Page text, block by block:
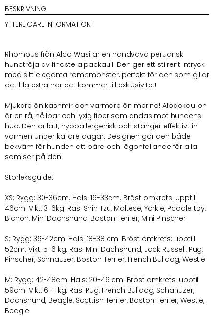
tröja
mängd
BESKRIVNING
YTTERLIGARE INFORMATION
Rhombus från Alqo Wasi är en handvävd peruansk
hundtröja av finaste alpackaull. Den ger ett stilrent intryck
med sitt eleganta rombmönster, perfekt för den som gillar
det lilla extra när det kommer till exklusivitet!
Mjukare än kashmir och varmare än merino! Alpackaullen
är en rå, hållbar och lyxig fiber som andas mot hundens
hud. Den är lätt, hypoallergenisk och stänger effektivt in
värmen under kallare dagar. Designen gör den både
bekväm för hunden att bära och iögonfallande för alla
som ser på den!
Storleksguide:
XS: Rygg: 30-36cm. Hals: 16-33cm. Bröst omkrets: upptill
46cm. Vikt: 3-6kg. Ras: Shih Tzu, Maltese, Yorkie, Poodle toy,
Bichon, Mini Dachshund, Boston Terrier, Mini Pinscher
S: Rygg: 36-42cm. Hals: 18-38 cm. Bröst omkrets: upptill
52cm. Vikt: 5-6 kg. Ras: Mini Dachshund, Jack Russell, Pug,
Pinscher, Schnauzer, Boston Terrier, French Bulldog, Westie
M: Rygg: 42-48cm. Hals: 20-46 cm. Bröst omkrets: upptill
59cm. Vikt: 6-11 kg. Ras: Pug, French Bulldog, Schanuzer,
Dachshund, Beagle, Scottish Terrier, Boston Terrier, Westie,
Beagle